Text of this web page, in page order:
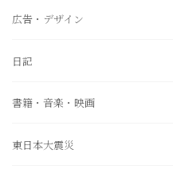
広告・デザイン
日記
書籍・音楽・映画
東日本大震災